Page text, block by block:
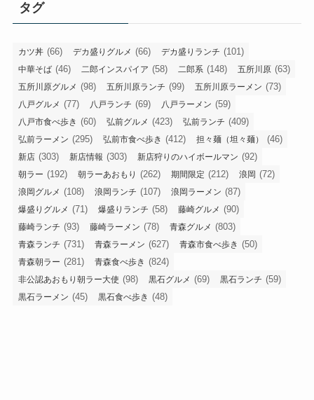
タグ
カツ丼 (66) デカ盛りグルメ (66) デカ盛りランチ (101)
中華そば (46) 二郎インスパイア (58) 二郎系 (148) 五所川原 (63)
五所川原グルメ (98) 五所川原ランチ (99) 五所川原ラーメン (73)
八戸グルメ (77) 八戸ランチ (69) 八戸ラーメン (59)
八戸市食べ歩き (60) 弘前グルメ (423) 弘前ランチ (409)
弘前ラーメン (295) 弘前市食べ歩き (412) 担々麺（坦々麺） (46)
新店 (303) 新店情報 (303) 新店狩りのハイボールマン (92)
朝ラー (192) 朝ラーあおもり (262) 期間限定 (212) 浪岡 (72)
浪岡グルメ (108) 浪岡ランチ (107) 浪岡ラーメン (87)
爆盛りグルメ (71) 爆盛りランチ (58) 藤崎グルメ (90)
藤崎ランチ (93) 藤崎ラーメン (78) 青森グルメ (803)
青森ランチ (731) 青森ラーメン (627) 青森市食べ歩き (50)
青森朝ラー (281) 青森食べ歩き (824)
非公認あおもり朝ラー大使 (98) 黒石グルメ (69) 黒石ランチ (59)
黒石ラーメン (45) 黒石食べ歩き (48)